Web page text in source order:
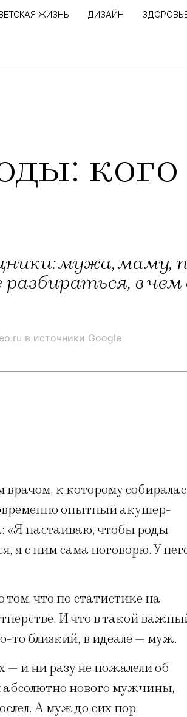
ЖИЗНЬ ДИЗАЙН
кого
мужа, маму,
в
в источники Google
врачом, к которому
опытный акушер-
«Я настаиваю, чтобы роды
я с ним сама поговорю. У
что по статистике на
И что в такой
то близкий, в идеале — муж.
— и ни разу не пожалели об
абсолютно нового мужчины,
А муж до сих пор